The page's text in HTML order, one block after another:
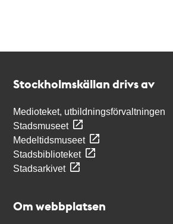
Stockholmskällan drivs av
Medioteket, utbildningsförvaltningen
Stadsmuseet
Medeltidsmuseet
Stadsbiblioteket
Stadsarkivet
Om webbplatsen